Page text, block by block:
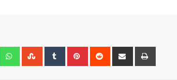
LinkedIn WhatsappStumbleUpon
Tumblr Pinterest Reddit
Share